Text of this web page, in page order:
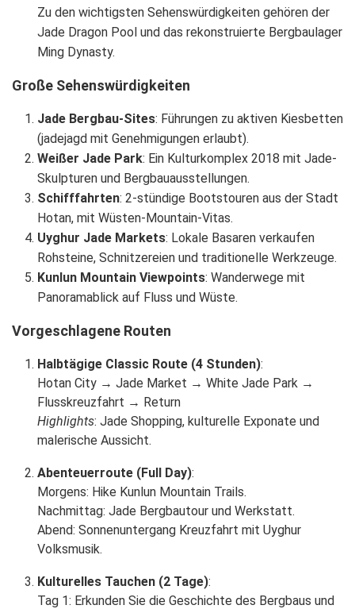
Zu den wichtigsten Sehenswürdigkeiten gehören der
Jade Dragon Pool und das rekonstruierte Bergbaulager
Ming Dynasty.
Große Sehenswürdigkeiten
Jade Bergbau-Sites: Führungen zu aktiven Kiesbetten
(jadejagd mit Genehmigungen erlaubt).
Weißer Jade Park: Ein Kulturkomplex 2018 mit Jade-
Skulpturen und Bergbauausstellungen.
Schifffahrten: 2-stündige Bootstouren aus der Stadt
Hotan, mit Wüsten-Mountain-Vitas.
Uyghur Jade Markets: Lokale Basaren verkaufen
Rohsteine, Schnitzereien und traditionelle Werkzeuge.
Kunlun Mountain Viewpoints: Wanderwege mit
Panoramablick auf Fluss und Wüste.
Vorgeschlagene Routen
Halbtägige Classic Route (4 Stunden):
Hotan City → Jade Market → White Jade Park →
Flusskreuzfahrt → Return
Highlights: Jade Shopping, kulturelle Exponate und
malerische Aussicht.
Abenteuerroute (Full Day):
Morgens: Hike Kunlun Mountain Trails.
Nachmittag: Jade Bergbautour und Werkstatt.
Abend: Sonnenuntergang Kreuzfahrt mit Uyghur
Volksmusik.
Kulturelles Tauchen (2 Tage):
Tag 1: Erkunden Sie die Geschichte des Bergbaus und